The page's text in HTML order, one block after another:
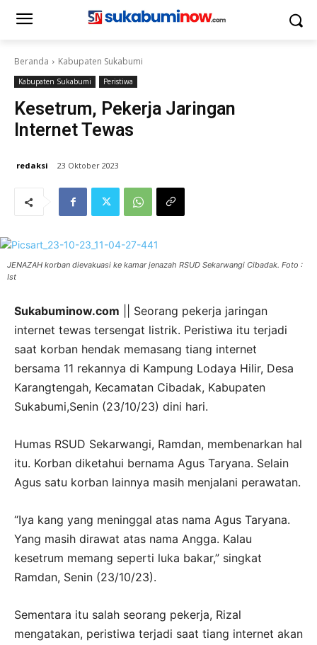
Beranda Kabupaten Sukabumi
Kabupaten Sukabumi Peristiwa
Kesetrum, Pekerja Jaringan
Internet Tewas
redaksi 23 Oktober 2023
JENAZAH korban dievakuasi ke kamar jenazah RSUD Sekarwangi Cibadak. Foto :
Ist
Sukabuminow.com || Seorang pekerja jaringan
internet tewas tersengat listrik. Peristiwa itu terjadi
saat korban hendak memasang tiang internet
bersama 11 rekannya di Kampung Lodaya Hilir, Desa
Karangtengah, Kecamatan Cibadak, Kabupaten
Sukabumi,Senin (23/10/23) dini hari.
Humas RSUD Sekarwangi, Ramdan, membenarkan hal
itu. Korban diketahui bernama Agus Taryana. Selain
Agus satu korban lainnya masih menjalani perawatan.
“Iya kang yang meninggal atas nama Agus Taryana.
Yang masih dirawat atas nama Angga. Kalau
kesetrum memang seperti luka bakar,” singkat
Ramdan, Senin (23/10/23).
Sementara itu salah seorang pekerja, Rizal
mengatakan, peristiwa terjadi saat tiang internet akan